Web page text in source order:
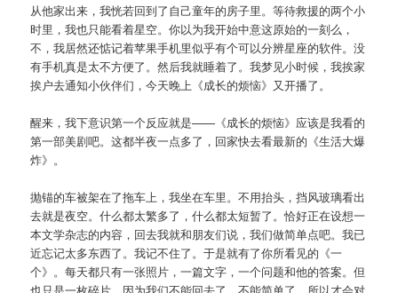
从他家出来，我恍若回到了自己童年的房子里。等待救援的两个小
时里，我也只能看着星空。你以为我开始中意这原始的一刻么，
不，我居然还惦记着苹果手机里似乎有个可以分辨星座的软件。没
有手机真是太不方便了。然后我就睡着了。我梦见小时候，我挨家
挨户去通知小伙伴们，今天晚上《成长的烦恼》又开播了。
醒来，我下意识第一个反应就是——《成长的烦恼》应该是我看的
第一部美剧吧。这都半夜一点多了，回家快去看最新的《生活大爆
炸》。
抛锚的车被架在了拖车上，我坐在车里。不用抬头，挡风玻璃看出
去就是夜空。什么都太繁多了，什么都太短暂了。恰好正在设想一
本文学杂志的内容，回去我就和朋友们说，我们做简单点吧。我已
近忘记太多东西了。我记不住了。于是就有了你所看见的《一
个》。每天都只有一张照片，一篇文字，一个问题和他的答案。但